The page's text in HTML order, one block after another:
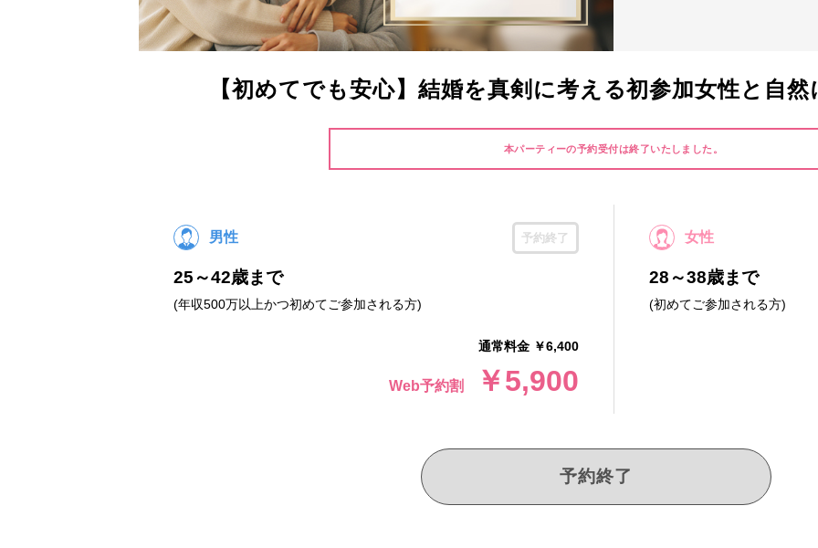
【初めてでも安心】結婚を真剣に考える初参加女性と自
本パーティーの予約受付は終了いたしました。
男性 予約終了
25～42歳まで
(年収500万以上かつ初めてご参加される方)
通常料金 ￥6,400
Web予約割 ￥5,900
女性
28～38歳まで
(初めてご参加される方)
予約終了